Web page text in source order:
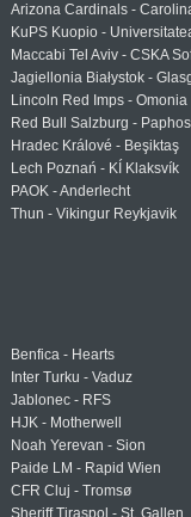
Arizona Cardinals -
KuPS Kuopio -
Maccabi Tel Aviv - CSKA
Jagiellonia Białystok -
Lincoln Red Imps - Omonia
Red Bull Salzburg - Paphos
Hradec Králové - Beşiktaş
Lech Poznań - KÍ Klaksvík
PAOK - Anderlecht
Thun - Vikingur Reykjavik
Benfica - Hearts
Inter Turku - Vaduz
Jablonec - RFS
HJK - Motherwell
Noah Yerevan - Sion
Paide LM - Rapid Wien
CFR Cluj - Tromsø
Sheriff Tiraspol - St. Gallen